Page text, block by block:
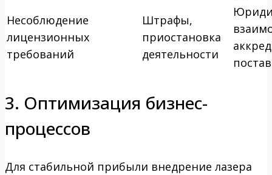
Несоблюдение
лицензионных
требований
Штрафы,
приостановка
деятельности
3. Оптимизация бизнес-
процессов
Для стабильной прибыли внедрение лазера